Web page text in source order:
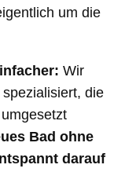
um die
Wir
die
umgesetzt
Bad ohne
darauf